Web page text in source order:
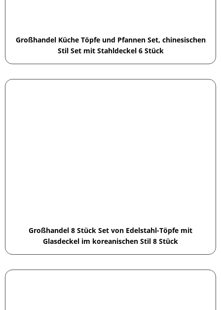
Großhandel Küche Töpfe und Pfannen Set, chinesischen
Stil Set mit Stahldeckel 6 Stück
Großhandel 8 Stück Set von Edelstahl-Töpfe mit
Glasdeckel im koreanischen Stil 8 Stück